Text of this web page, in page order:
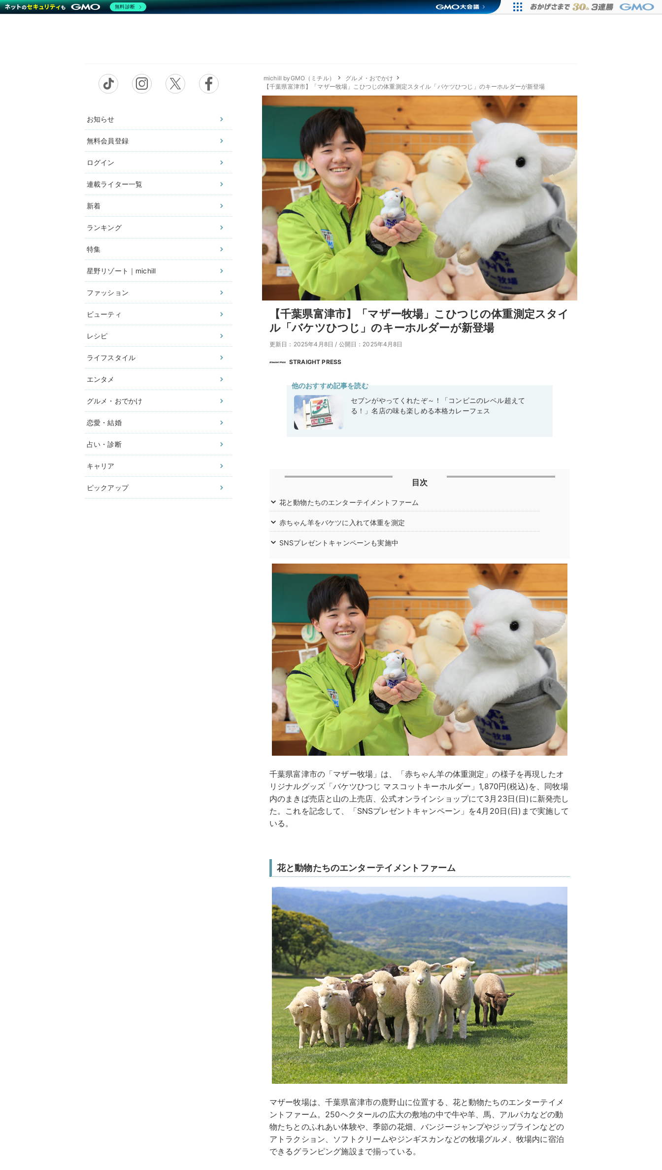
お知らせ
無料会員登録
ログイン
連載ライター一覧
新着
ランキング
特集
星野リゾート｜michill
ファッション
ビューティ
レシピ
ライフスタイル
エンタメ
グルメ・おでかけ
恋愛・結婚
占い・診断
キャリア
ピックアップ
michill byGMO（ミチル）
グルメ・おでかけ
【千葉県富津市】「マザー牧場」こひつじの体重測定スタイル「バケツひつじ」のキーホルダーが新登場
【千葉県富津市】「マザー牧場」こひつじの体重測定スタイ
ル「バケツひつじ」のキーホルダーが新登場
更新日：2025年4月8日 / 公開日：2025年4月8日
STRAIGHT PRESS
他のおすすめ記事を読む
セブンがやってくれたぞ～！「コンビニのレベル超えて
る！」名店の味も楽しめる本格カレーフェス
目次
花と動物たちのエンターテイメントファーム
赤ちゃん羊をバケツに入れて体重を測定
SNSプレゼントキャンペーンも実施中
千葉県富津市の「マザー牧場」は、「赤ちゃん羊の体重測定」の様子を再現したオ
リジナルグッズ「バケツひつじ マスコットキーホルダー」1,870円(税込)を、同牧場
内のまきば売店と山の上売店、公式オンラインショップにて3月23日(日)に新発売し
た。これを記念して、「SNSプレゼントキャンペーン」を4月20日(日)まで実施して
いる。
花と動物たちのエンターテイメントファーム
マザー牧場は、千葉県富津市の鹿野山に位置する、花と動物たちのエンターテイメ
ントファーム。250ヘクタールの広大の敷地の中で牛や羊、馬、アルパカなどの動
物たちとのふれあい体験や、季節の花畑、バンジージャンプやジップラインなどの
アトラクション、ソフトクリームやジンギスカンなどの牧場グルメ、牧場内に宿泊
できるグランピング施設まで揃っている。
無料診断